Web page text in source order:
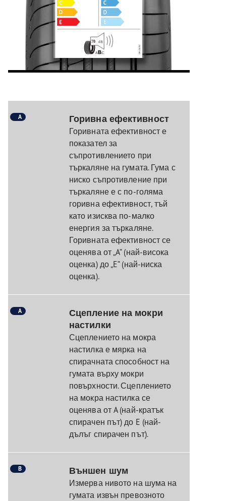
A Горивна ефективност
Горивната ефективност е
показател за
съпротивлението при
търкаляне на гумата. Гума с
ниско съпротивление при
търкаляне е с по-голяма
горивна ефективност, тъй
като изисква по-малко
енергия за търкаляне.
Горивната ефективност се
оценява от „A“ (най-висока
оценка) до „E“ (най-ниска
оценка).
A
Сцепление на мокри
настилки
Сцеплението на мокра
настилка е мярка на
спирачната способност на
гумата върху мокри
повърхности. Сцеплението
на мокра настилка се
оценява от A (най-кратък
спирачен път) до E (най-
дълъг спирачен път).
B Външен шум
Измерва нивото на шума на
гумата извън превозното